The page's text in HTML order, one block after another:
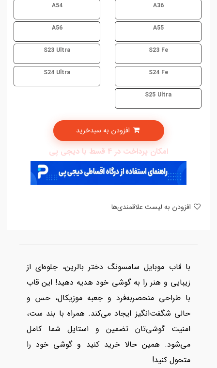
A36
A54
A55
A56
S23 Fe
S23 Ultra
S24 Fe
S24 Ultra
S25 Ultra
امکان پرداخت در 4 قسط با دیجی پی
با قاب موبایل سامسونگ دختر بالرین، جلوه‌ای از
زیبایی و هنر را به گوشی خود هدیه دهید! این قاب
با طراحی منحصربه‌فرد و جعبه موزیکال، حس و
حالی شگفت‌انگیز ایجاد می‌کند. همراه با بند ست،
امنیت گوشی‌تان تضمین و استایل شما کامل
می‌شود. همین حالا خرید کنید و گوشی خود را
متحول کنید!